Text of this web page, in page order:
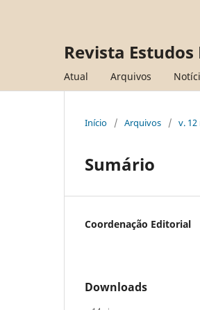
Revista
Atual Arquivos
Início / Arquivos / v. 12
Sumário
Coordenação Editorial
Downloads